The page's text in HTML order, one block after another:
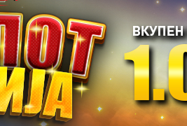
Twitter
Импресум Контакт Маркетинг
@2019 - A1on. Сите